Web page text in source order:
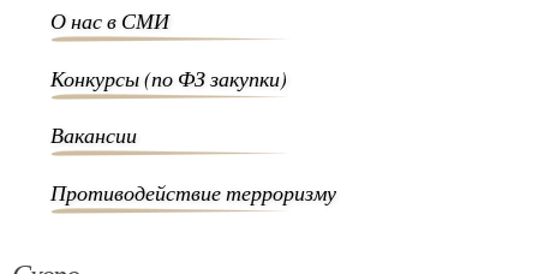
О нас в СМИ
Конкурсы (по ФЗ закупки)
Вакансии
Противодействие терроризму